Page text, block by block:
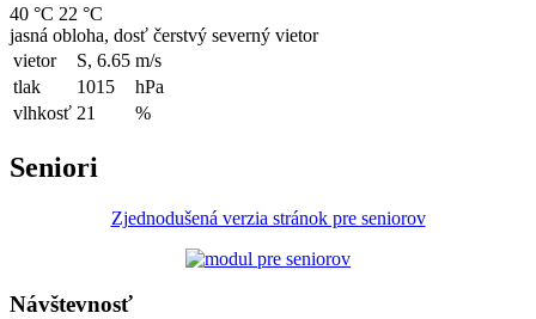
40 °C 22 °C
jasná obloha, dosť čerstvý severný vietor
vietor
S, 6.65 m/s
tlak
1015
hPa
vlhkosť 21 %
Seniori
Zjednodušená verzia stránok pre seniorov
Návštevnosť